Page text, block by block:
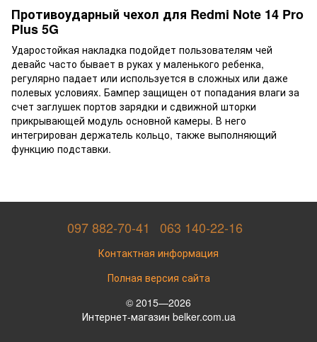
Противоударный чехол для Redmi Note 14 Pro
Plus 5G
Ударостойкая накладка подойдет пользователям чей
девайс часто бывает в руках у маленького ребенка,
регулярно падает или используется в сложных или даже
полевых условиях. Бампер защищен от попадания влаги за
счет заглушек портов зарядки и сдвижной шторки
прикрывающей модуль основной камеры. В него
интегрирован держатель кольцо, также выполняющий
функцию подставки.
097 882-70-41 063 140-22-16
Контактная информация
Полная версия сайта
© 2015—2026
Интернет-магазин belker.com.ua